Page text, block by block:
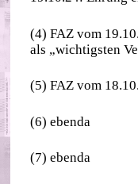
(4) FAZ vom
als „wichtigsten
(5) FAZ vom
(6) ebenda
(7) ebenda